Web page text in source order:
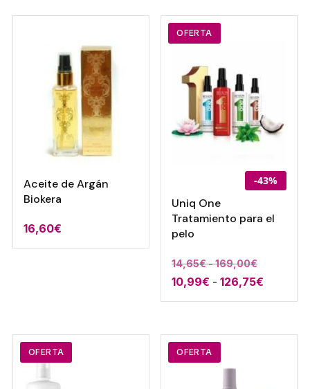
hasta
Aceite de Argán
Biokera
16,60€
OFERTA
-43%
Uniq One
Tratamiento para el
pelo
14,65€-169,00€Rango
de
precios:
14,65€
10,99€ - 126,75€
de
desde
OFERTA OFERTA